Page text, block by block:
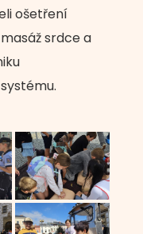
ošetření
srdce a